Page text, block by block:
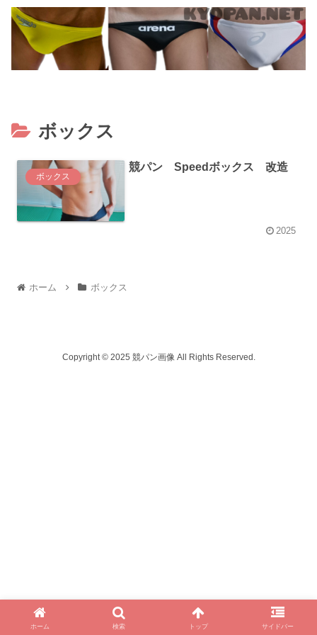
ボックス
ボックス
競パン Speedボックス 改造
2025
ホーム ボックス
Copyright © 2025 競パン画像 All Rights Reserved.
ホーム 検索 トップ サイドバー